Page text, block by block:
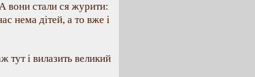
вони стали ся журити:
нема дітей, а то вже і
тут і вилазить великий